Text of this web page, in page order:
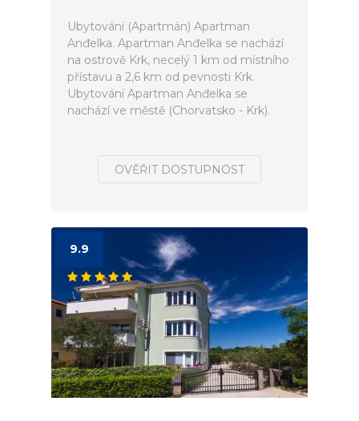
Ubytování (Apartmán) Apartman
Anđelka. Apartman Anđelka se nachází
na ostrově Krk, necelý 1 km od místního
přístavu a 2,6 km od pevnosti Krk.
Ubytování Apartman Anđelka se
nachází ve městě (Chorvatsko - Krk).
OVĚŘIT DOSTUPNOST
9.9